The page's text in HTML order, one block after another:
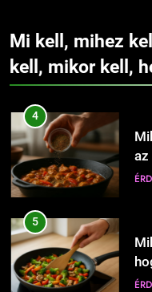
9
10
Mi kell, mihez
kell, mikor kell,
4
az
5